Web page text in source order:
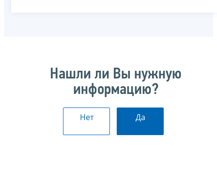
Нашли ли Вы нужную
информацию?
Нет Да